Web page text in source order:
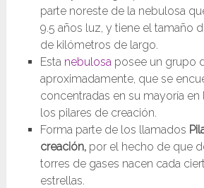
parte noreste de la nebulosa
9.5 años luz, y tiene el tamaño
de kilómetros de largo.
Esta nebulosa posee un grupo
aproximadamente, que se
concentradas en su mayoría
los pilares de creación.
Forma parte de los llamados
creación, por el hecho de que
torres de gases nacen cada
estrellas.